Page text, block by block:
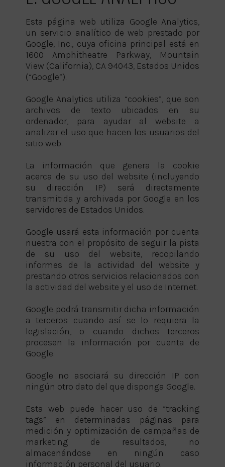
Esta página web utiliza Google Analytics,
un servicio analítico de web prestado por
Google, Inc., cuya oficina principal está en
1600 Amphitheatre Parkway, Mountain
View (California), CA 94043, Estados Unidos
(“Google”).
Google Analytics utiliza “cookies”, que son
archivos de texto ubicados en su
ordenador, para ayudar al website a
analizar el uso que hacen los usuarios del
sitio web.
La información que genera la cookie
acerca de su uso del website (incluyendo
su dirección IP) será directamente
transmitida y archivada por Google en los
servidores de Estados Unidos.
Google usará esta información por cuenta
nuestra con el propósito de seguir la pista
de su uso del website, recopilando
informes de la actividad del website y
prestando otros servicios relacionados con
la actividad del website y el uso de Internet.
Google podrá transmitir dicha información
a terceros cuando así se lo requiera la
legislación, o cuando dichos terceros
procesen la información por cuenta de
Google.
Google no asociará su dirección IP con
ningún otro dato del que disponga Google.
Esta web puede hacer uso de “tracking
tags” en determinadas páginas para
medición y optimización de campañas de
marketing de resultados, no
almacenándose en ningún caso
información personal del usuario.